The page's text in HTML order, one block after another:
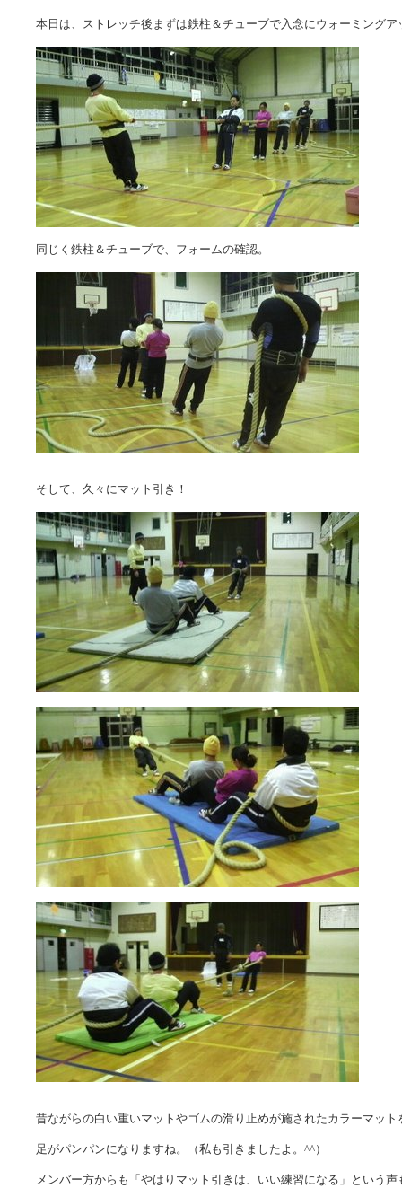
本日は、ストレッチ後まずは鉄柱＆チューブで入念にウォーミングア
同じく鉄柱＆チューブで、フォームの確認。
そして、久々にマット引き！
昔ながらの白い重いマットやゴムの滑り止めが施されたカラーマッ
足がパンパンになりますね。（私も引きましたよ。^^）
メンバー方からも「やはりマット引きは、いい練習になる」という